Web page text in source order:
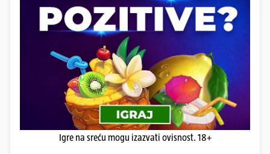
Igre na sreću mogu izazvati ovisnost. 18+